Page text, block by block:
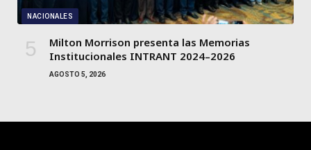
NACIONALES
Milton Morrison presenta las Memorias
Institucionales INTRANT 2024–2026
AGOSTO 5, 2026